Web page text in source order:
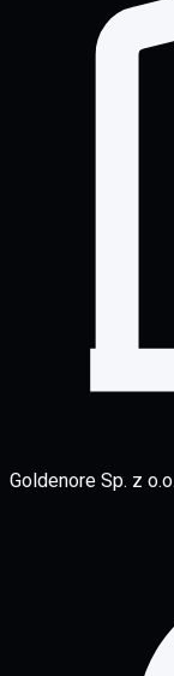
Goldenore Sp. z o.o.